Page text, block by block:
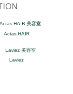
Actas HAIR
Laviez